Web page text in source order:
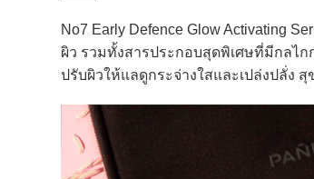
No7 Early Defence Glow Activating
ผิว รวมทั้งสารประกอบสุดพิเศษที่มีกลไ
ปรับผิวให้แลดูกระจ่างใสและเปล่งปลั่ง